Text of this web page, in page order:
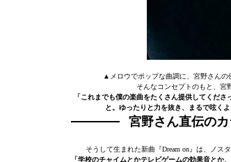
▲メロウでポップな曲調に、宮野さんの
そんなコンセプトのもと、宮
「これまでも僕の楽曲をたくさん提供してくだ
と。ゆったりと力を抜き、まるで呟く
宮野さん直伝の
そうして生まれた新曲『Dream on』は、ノ
「学校のチャイムとかテレビゲームの効果音とか